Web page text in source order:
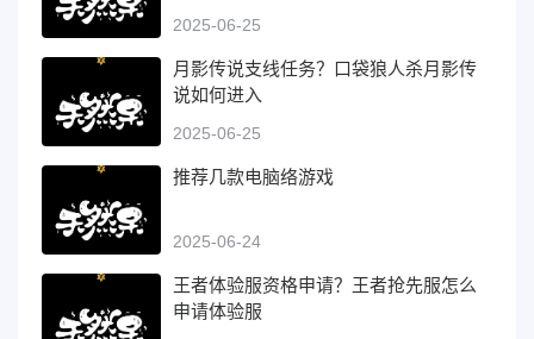
2025-06-25
月影传说支线任务？口袋狼人杀月影传
说如何进入
2025-06-25
推荐几款电脑络游戏
2025-06-24
王者体验服资格申请？王者抢先服怎么
申请体验服